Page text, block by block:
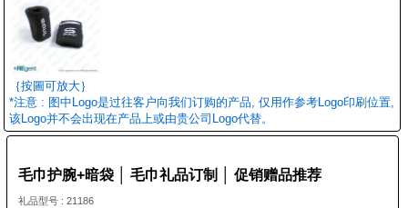
｛按圖可放大｝
*注意 : 图中Logo是过往客户向我们订购的产品, 仅用作参考Logo印刷位置,
该Logo并不会出现在产品上或由贵公司Logo代替。
毛巾护腕+暗袋 │ 毛巾礼品订制 │ 促销赠品推荐
礼品型号 : 21186